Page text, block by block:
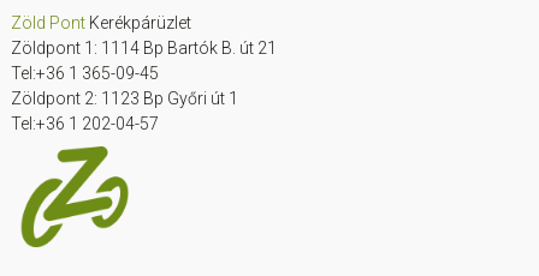
Zöld PontKerékpárüzlet
Zöldpont 1: 1114 Bp Bartók B. út 21
Tel:+36 1 365-09-45
Zöldpont 2: 1123 Bp Győri út 1
Tel:+36 1 202-04-57